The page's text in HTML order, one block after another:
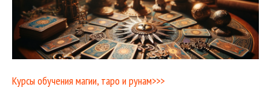
Курсы обучения магии, таро и рунам>>>